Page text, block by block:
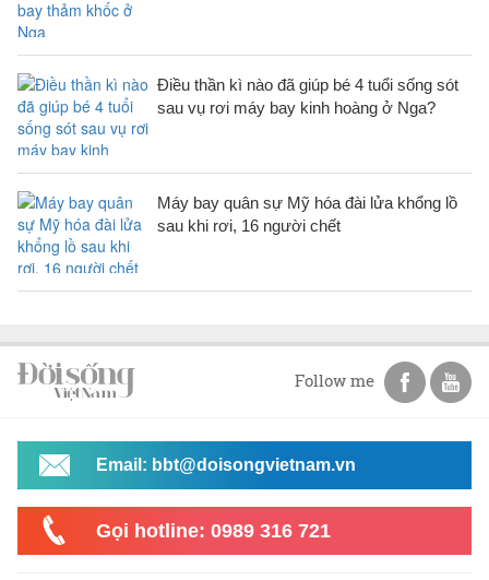
Điều thần kì nào đã giúp bé 4 tuổi sống sót
sau vụ rơi máy bay kinh hoàng ở Nga?
Máy bay quân sự Mỹ hóa đài lửa khổng lồ
sau khi rơi, 16 người chết
Follow me
Email: bbt@doisongvietnam.vn
Gọi hotline: 0989 316 721